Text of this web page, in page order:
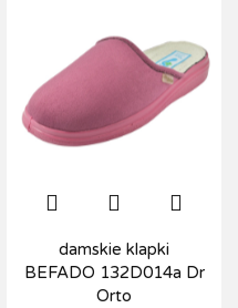
damskie klapki
BEFADO 132D014a Dr
Orto